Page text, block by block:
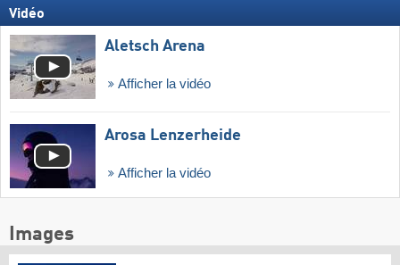
Vidéo
Aletsch Arena
Afficher la vidéo
Arosa Lenzerheide
Afficher la vidéo
Images